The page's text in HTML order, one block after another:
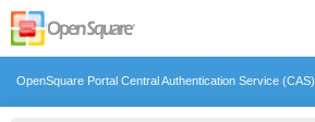
OpenSquare Portal Central Authentication Service (CAS)